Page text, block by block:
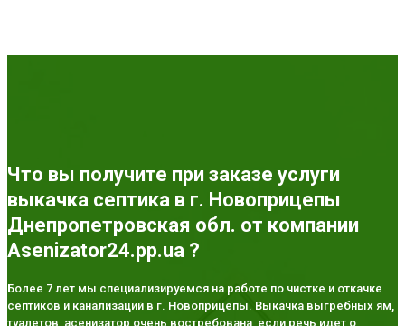
Что вы получите при заказе услуги
выкачка септика в г. Новоприцепы
Днепропетровская обл. от компании
Asenizator24.pp.ua ?
Более 7 лет мы специализируемся на работе по чистке и откачке
септиков и канализаций в г. Новоприцепы. Выкачка выгребных ям,
туалетов, асенизатор очень востребована, если речь идет о